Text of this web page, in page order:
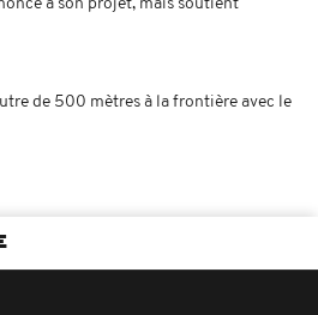
à son projet, mais soutient
de 500 mètres à la frontière avec le